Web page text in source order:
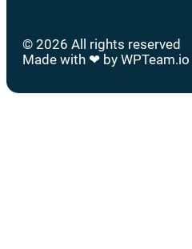
© 2026 All rights reserved
Made with ❤ by WPTeam.io